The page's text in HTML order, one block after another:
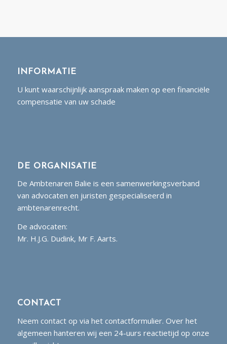
INFORMATIE
U kunt waarschijnlijk aanspraak maken op een financiële
compensatie van uw schade
DE ORGANISATIE
De Ambtenaren Balie is een samenwerkingsverband
van advocaten en juristen gespecialiseerd in
ambtenarenrecht.
De advocaten:
Mr. H.J.G. Dudink, Mr F. Aarts.
CONTACT
Neem contact op via het contactformulier. Over het
algemeen hanteren wij een 24-uurs reactietijd op onze